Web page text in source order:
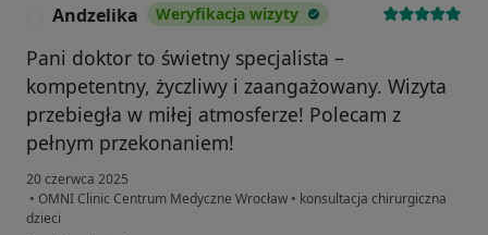
Andzelika Weryfikacja wizyty
Pani doktor to świetny specjalista –
kompetentny, życzliwy i zaangażowany. Wizyta
przebiegła w miłej atmosferze! Polecam z
pełnym przekonaniem!
20 czerwca 2025
• OMNI Clinic Centrum Medyczne Wrocław • konsultacja chirurgiczna
dzieci